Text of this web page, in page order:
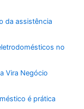
da assistência
no
Vira Negócio
é prática